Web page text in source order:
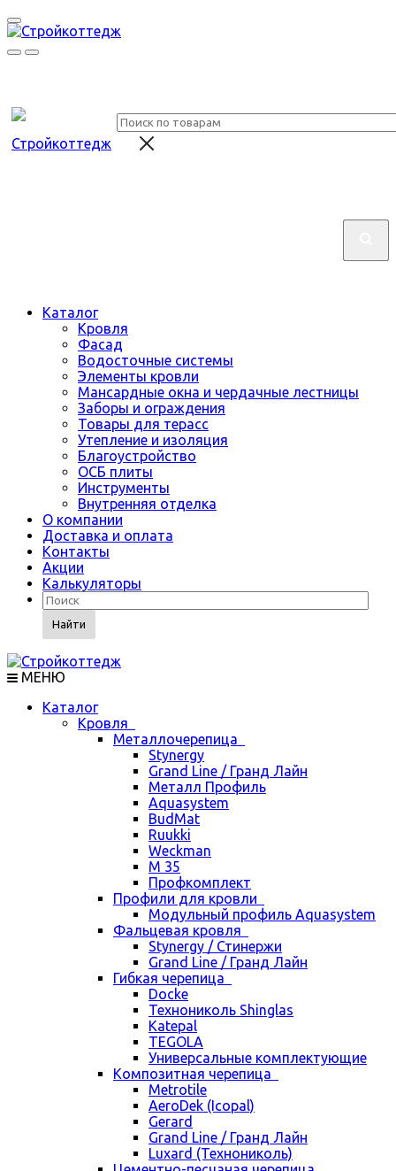
Каталог
Кровля
Фасад
Водосточные системы
Элементы кровли
Мансардные окна и чердачные лестницы
Заборы и ограждения
Товары для терасс
Утепление и изоляция
Благоустройство
ОСБ плиты
Инструменты
Внутренняя отделка
О компании
Доставка и оплата
Контакты
Акции
Калькуляторы
Найти
МЕНЮ
Каталог
Кровля
Металлочерепица
Stynergy
Grand Line / Гранд Лайн
Металл Профиль
Aquasystem
BudMat
Ruukki
Weckman
М 35
Профкомплект
Профили для кровли
Модульный профиль Aquasystem
Фальцевая кровля
Stynergy / Стинержи
Grand Line / Гранд Лайн
Гибкая черепица
Docke
Технониколь Shinglas
Katepal
TEGOLA
Универсальные комплектующие
Композитная черепица
Metrotile
AeroDek (Icopal)
Gerard
Grand Line / Гранд Лайн
Luxard (Технониколь)